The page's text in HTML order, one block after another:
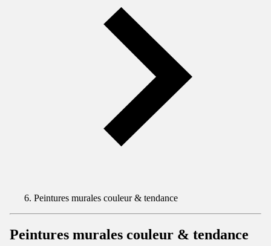
Peintures murales couleur & tendance
Peintures murales couleur & tendance